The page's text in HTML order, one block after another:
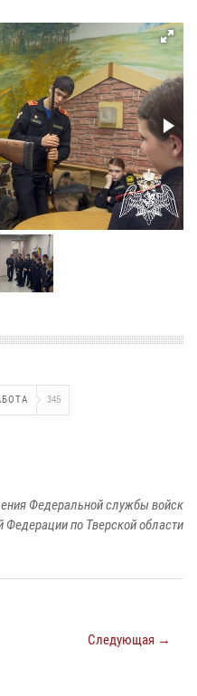
345
Федеральной службы войск
Федерации по Тверской области
Следующая →